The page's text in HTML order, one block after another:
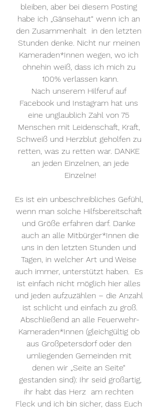
bleiben, aber bei diesem Posting
habe ich „Gänsehaut“ wenn ich an
den Zusammenhalt  in den letzten
Stunden denke. Nicht nur meinen
Kameraden*Innen wegen, wo ich
ohnehin weiß, dass ich mich zu
100% verlassen kann.
Nach unserem Hilferuf auf
Facebook und Instagram hat uns
eine unglaublich Zahl von 75
Menschen mit Leidenschaft, Kraft,
Schweiß und Herzblut geholfen zu
retten, was zu retten war. DANKE
an jeden Einzelnen, an jede
Einzelne!
Es ist ein unbeschreibliches Gefühl,
wenn man solche Hilfsbereitschaft
und Größe erfahren darf. Danke
auch an alle Mitbürger*Innen die
uns in den letzten Stunden und
Tagen, in welcher Art und Weise
auch immer, unterstützt haben.  Es
ist einfach nicht möglich hier alles
und jeden aufzuzählen – die Anzahl
ist schlicht und einfach zu groß.
Abschließend an alle Feuerwehr-
Kameraden*Innen (gleichgültig ob
aus Großpetersdorf oder den
umliegenden Gemeinden mit
denen wir „Seite an Seite“
gestanden sind): Ihr seid großartig,
ihr habt das Herz  am rechten
Fleck und ich bin sicher, dass Euch